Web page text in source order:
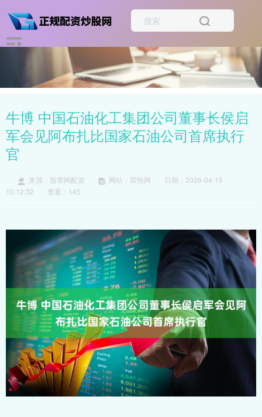
牛博 中国石油化工集团公司董事长侯启
军会见阿布扎比国家石油公司首席执行
官
来源：股窜网配资 网站：双悦网
日期：2026-04-15
10:12:32
查看：145